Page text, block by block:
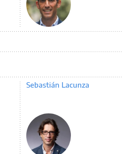
Sebastián Lacunza